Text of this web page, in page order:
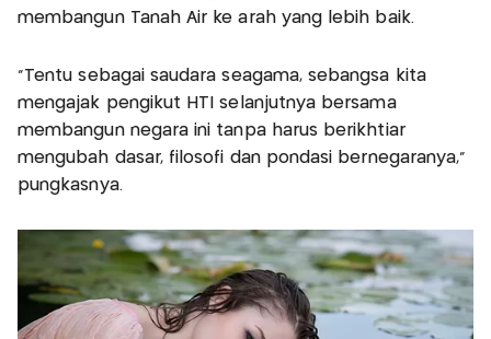
membangun Tanah Air ke arah yang lebih baik.
“Tentu sebagai saudara seagama, sebangsa kita
mengajak pengikut HTI selanjutnya bersama
membangun negara ini tanpa harus berikhtiar
mengubah dasar, filosofi dan pondasi bernegaranya,”
pungkasnya.